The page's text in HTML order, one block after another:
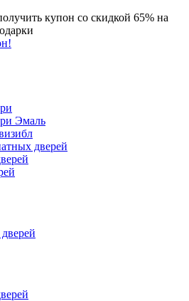
купон со скидкой 65% на
Эмаль
дверей